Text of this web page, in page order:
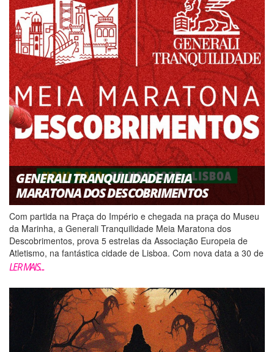
GENERALI TRANQUILIDADE MEIA
MARATONA DOS DESCOBRIMENTOS
Com partida na Praça do Império e chegada na praça do Museu
da Marinha, a Generali Tranquilidade Meia Maratona dos
Descobrimentos, prova 5 estrelas da Associação Europeia de
Atletismo, na fantástica cidade de Lisboa. Com nova data a 30 de
novembro de 2025 Correr lado a lado com os mo...
LER MAIS...